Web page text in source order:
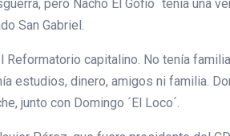
pero Nacho Él Gofio´ tenía una
San Gabriel.
capitalino. No tenía
estudios, dinero, amigos ni familia.
junto con Domingo ´El Loco´.